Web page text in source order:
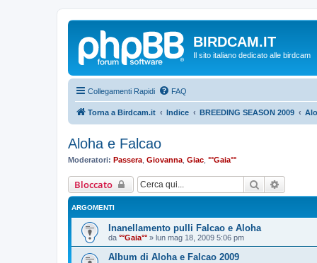
BIRDCAM.IT
Il sito italiano dedicato alle birdcam
Collegamenti Rapidi FAQ
Torna a Birdcam.it Indice BREEDING SEASON 2009
Aloha e Falcao
Moderatori: Passera Giovanna Giac °°Gaia°°
Bloccato Cerca
ARGOMENTI
Inanellamento pulli Falcao e Aloha
da °°Gaia°° » lun mag 18, 2009 5:06 pm
Album di Aloha e Falcao 2009